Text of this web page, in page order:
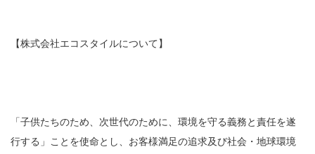
【株式会社エコスタイルについて】
「子供たちのため、次世代のために、環境を守る義務と責任を遂
行する」ことを使命とし、お客様満足の追求及び社会・地球環境